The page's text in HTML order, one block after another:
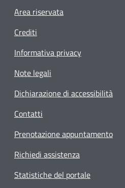
Footer menu
Area riservata
Crediti
Informativa privacy
Note legali
Dichiarazione di accessibilità
Contatti
Prenotazione appuntamento
Richiedi assistenza
Statistiche del portale